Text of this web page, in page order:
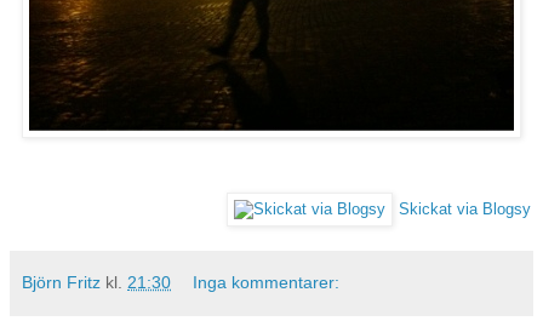
Skickat via Blogsy
Björn Fritz kl. 21:30 Inga kommentarer: